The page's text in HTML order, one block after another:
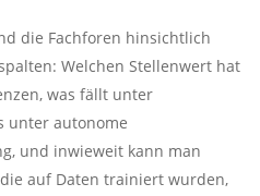
die Fachforen hinsichtlich
Welchen Stellenwert hat
was fällt unter
unter autonome
und inwieweit kann man
auf Daten trainiert wurden,